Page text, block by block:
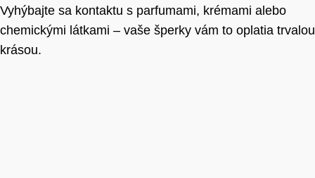
Vyhýbajte sa kontaktu s parfumami, krémami alebo
chemickými látkami – vaše šperky vám to oplatia trvalou
krásou.